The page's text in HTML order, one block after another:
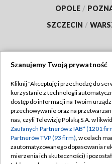
OPOLE /
SZCZECIN /
Abonament TVP
Emisja w TVP
Centrum informacji TVP
Naziemna Telewizja
Polityka
Szanujemy Twoją prywatność
Kliknij "Akceptuję i przechodzę do
korzystanie z technologii
dostęp do informacji na Twoim
przechowywanie oraz na
nas, czyli Telewizję Polską S.A. w
Zaufanych Partnerów z IAB* (1201
Partnerów TVP (93 firm), w celach
zautomatyzowanego dopasowania
mierzenia ich skuteczności) i